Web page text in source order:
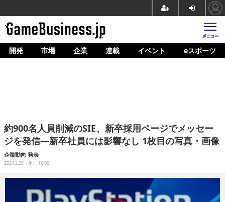
ホーム
企業動向
人材育成
開発 市場 企業 連載 イベント eスポーツ
約900名人員削減のSIE、新卒採用ページでメッセー
ジを発信―新卒社員には影響なし 1枚目の写真・画像
企業動向 発表
2024.2.28（水） 16:00